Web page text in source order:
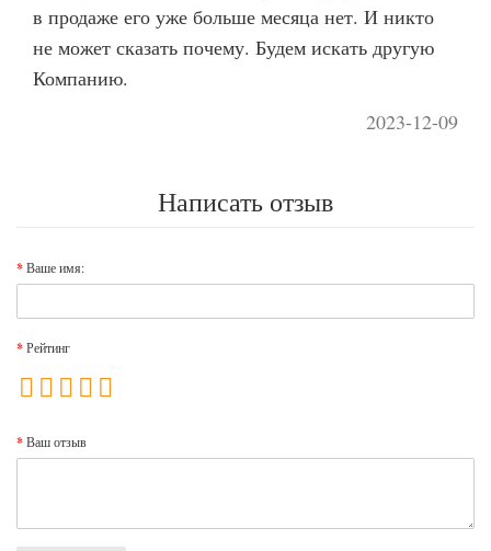
в продаже его уже больше месяца нет. И никто
не может сказать почему. Будем искать другую
Компанию.
2023-12-09
Написать отзыв
Ваше имя:
Рейтинг
Ваш отзыв